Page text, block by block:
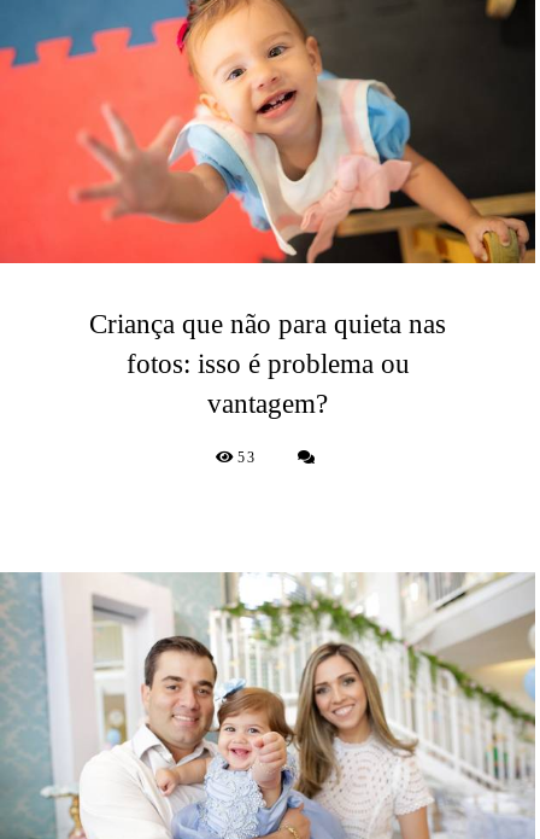
Criança que não para quieta nas
fotos: isso é problema ou
vantagem?
53